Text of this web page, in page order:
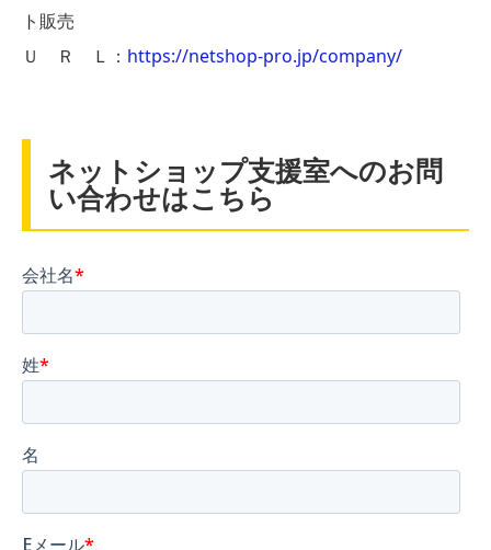
ト販売
Ｕ Ｒ Ｌ： https://netshop-pro.jp/company/
ネットショップ支援室へのお問
い合わせはこちら